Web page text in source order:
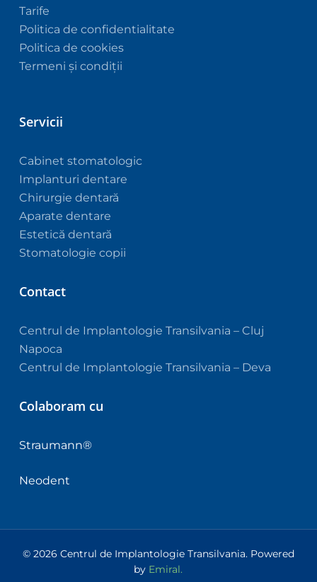
Tarife
Politica de confidentialitate
Politica de cookies
Termeni și condiții
Servicii
Cabinet stomatologic
Implanturi dentare
Chirurgie dentară
Aparate dentare
Estetică dentară
Stomatologie copii
Contact
Centrul de Implantologie Transilvania – Cluj
Napoca
Centrul de Implantologie Transilvania – Deva
Colaboram cu
Straumann®
Neodent
© 2026 Centrul de Implantologie Transilvania. Powered
by Emiral.